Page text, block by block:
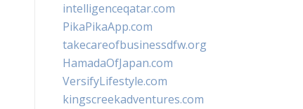
intelligenceqatar.com
PikaPikaApp.com
takecareofbusinessdfw.org
HamadaOfJapan.com
VersifyLifestyle.com
kingscreekadventures.com